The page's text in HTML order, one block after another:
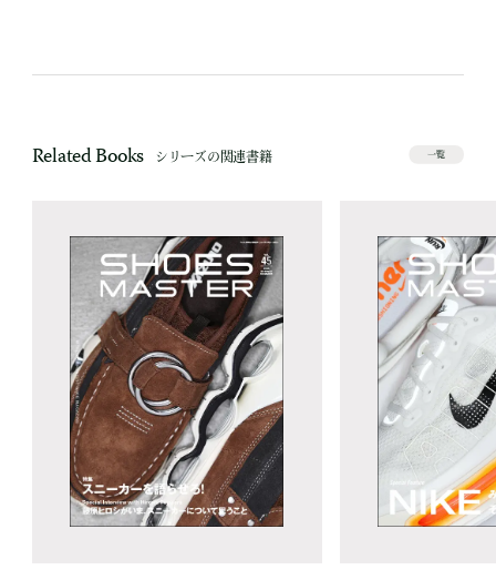
Related Books シリーズの関連書籍 一覧